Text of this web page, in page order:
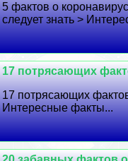
5 фактов о
следует знать >
17 потрясающих
17 потрясающих
Интересные факты...